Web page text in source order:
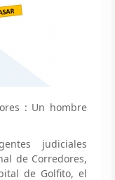
: Un hombre
judiciales
de Corredores,
de Golfito, el